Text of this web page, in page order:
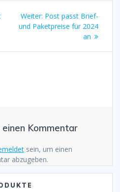
Weiter: Nächster
Beitrag:
Post passt Brief-
und Paketpreise für 2024
an
einen Kommentar
sein, um einen
abzugeben.